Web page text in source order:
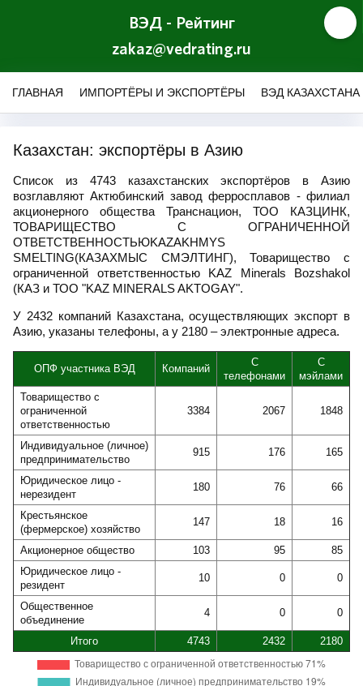
ВЭД - Рейтинг
zakaz@vedrating.ru
ГЛАВНАЯ ИМПОРТЁРЫ И ЭКСПОРТЁРЫ ВЭД КАЗАХСТАНА
Казахстан: экспортёры в Азию
Список из 4743 казахстанских экспортёров в Азию
возглавляют Актюбинский завод ферросплавов - филиал
акционерного общества Транснацион, ТОО КАЗЦИНК,
ТОВАРИЩЕСТВО С ОГРАНИЧЕННОЙ
ОТВЕТСТВЕННОСТЬЮKAZAKHMYS
SMELTING(КАЗАХМЫС СМЭЛТИНГ), Товарищество с
ограниченной ответственностью KAZ Minerals Bozshakol
(КАЗ и ТОО "KAZ MINERALS AKTOGAY".
У 2432 компаний Казахстана, осуществляющих экспорт в
Азию, указаны телефоны, а у 2180 – электронные адреса.
ОПФ участника ВЭД Компаний
С
телефонами
С
мэйлами
Товарищество с
ограниченной
ответственностью
3384 2067 1848
Индивидуальное (личное)
предпринимательство
915 176 165
Юридическое лицо -
нерезидент
180 76 66
Крестьянское
(фермерское) хозяйство
147 18 16
Акционерное общество 103 95
85
Юридическое лицо -
резидент
10 0 0
Общественное
объединение
4 0 0
Итого 4743 2432 2180